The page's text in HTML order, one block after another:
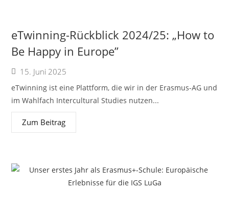
eTwinning-Rückblick 2024/25: „How to
Be Happy in Europe”
15. Juni 2025
eTwinning ist eine Plattform, die wir in der Erasmus-AG und
im Wahlfach Intercultural Studies nutzen...
Zum Beitrag